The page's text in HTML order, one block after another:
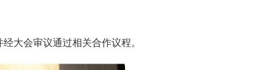
大会审议通过相关合作议程。